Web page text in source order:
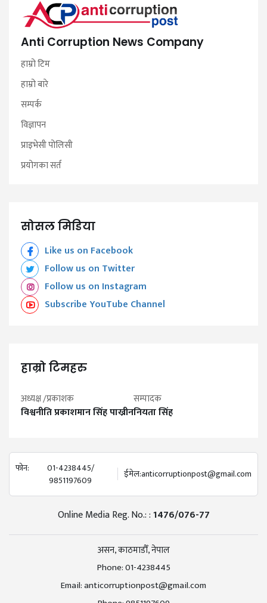
Anti Corruption News Company
हाम्रो टिम
हाम्रो बारे
सम्पर्क
विज्ञापन
प्राइभेसी पोलिसी
प्रयोगका सर्त
सोसल मिडिया
Like us on Facebook
Follow us on Twitter
Follow us on Instagram
Subscribe YouTube Channel
हाम्रो टिमहरु
अध्यक्ष /प्रकाशक
विश्वनीति प्रकाशमान सिंह पाख्रीन
सम्पादक
नियता सिंह
फोन:
01-4238445/
9851197609
ईमेल:anticorruptionpost@gmail.com
Online Media Reg. No.: :1476/076-77
असन, काठमाडौँ, नेपाल
Phone:01-4238445
Email:anticorruptionpost@gmail.com